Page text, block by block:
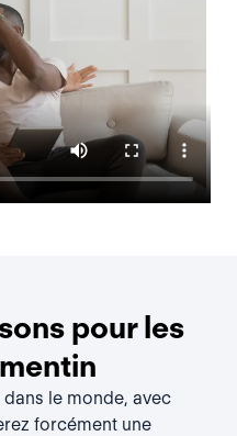
pour les
le monde, avec
forcément une